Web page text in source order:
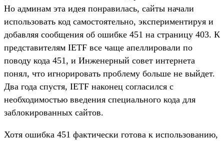
Но админам эта идея понравилась, сайты начали
использовать код самостоятельно, экспериментируя и
добавляя сообщения об ошибке 451 на страницу 403. К
представителям IETF все чаще апеллировали по
поводу кода 451, и Инженерный совет интернета
понял, что игнорировать проблему больше не выйдет.
Два года спустя, IETF наконец согласился с
необходимостью введения специального кода для
заблокированных сайтов.
Хотя ошибка 451 фактически готова к использованию,